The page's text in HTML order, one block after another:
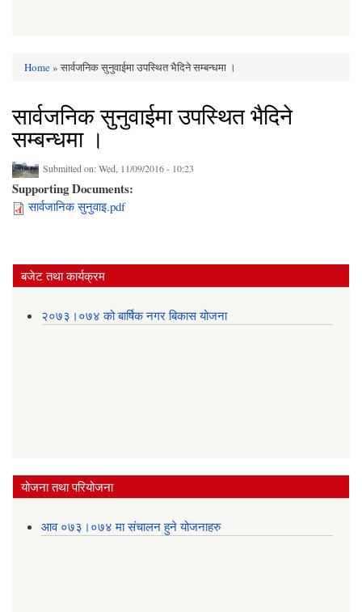
Home» सार्वजनिक सुनुवाईमा उपस्थित भैदिने सम्बन्धमा ।
सार्वजनिक सुनुवाईमा उपस्थित भैदिने
सम्बन्धमा ।
Submitted on:Wed, 11/09/2016 - 10:23
Supporting Documents:
सार्वजानिक सुनुवाइ.pdf
बजेट तथा कार्यक्रम
२०७३।०७४ को बार्षिक नगर बिकास योजना
योजना तथा परियोजना
आव ०७३।०७४ मा संचालन हुने योजनाहरु